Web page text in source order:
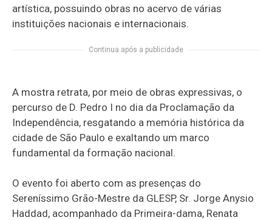
artística, possuindo obras no acervo de várias
instituições nacionais e internacionais.
Continua após a publicidade
A mostra retrata, por meio de obras expressivas, o
percurso de D. Pedro I no dia da Proclamação da
Independência, resgatando a memória histórica da
cidade de São Paulo e exaltando um marco
fundamental da formação nacional.
O evento foi aberto com as presenças do
Sereníssimo Grão-Mestre da GLESP, Sr. Jorge Anysio
Haddad, acompanhado da Primeira-dama, Renata